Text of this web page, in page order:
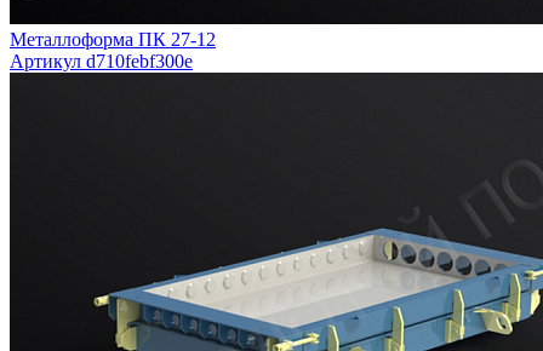
Металлоформа ПК 27-12
Артикул d710febf300e